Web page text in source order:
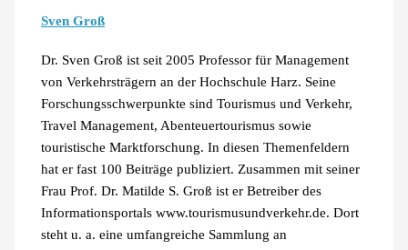
Sven Groß
Dr. Sven Groß ist seit 2005 Professor für Management
von Verkehrsträgern an der Hochschule Harz. Seine
Forschungsschwerpunkte sind Tourismus und Verkehr,
Travel Management, Abenteuertourismus sowie
touristische Marktforschung. In diesen Themenfeldern
hat er fast 100 Beiträge publiziert. Zusammen mit seiner
Frau Prof. Dr. Matilde S. Groß ist er Betreiber des
Informationsportals www.tourismusundverkehr.de. Dort
steht u. a. eine umfangreiche Sammlung an